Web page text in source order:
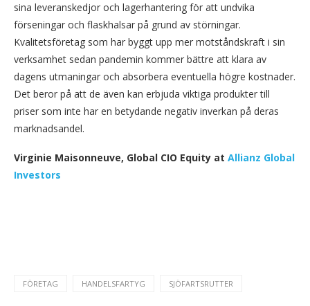
sina leveranskedjor och lagerhantering för att undvika
förseningar och flaskhalsar på grund av störningar.
Kvalitetsföretag som har byggt upp mer motståndskraft i sin
verksamhet sedan pandemin kommer bättre att klara av
dagens utmaningar och absorbera eventuella högre kostnader.
Det beror på att de även kan erbjuda viktiga produkter till
priser som inte har en betydande negativ inverkan på deras
marknadsandel.
Virginie Maisonneuve, Global CIO Equity at Allianz Global
Investors
FÖRETAG HANDELSFARTYG SJÖFARTSRUTTER